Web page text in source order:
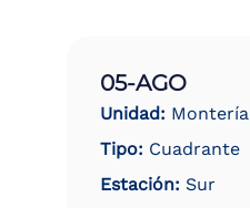
05-AGO
Unidad: Montería
Tipo: Cuadrante
Estación: Sur